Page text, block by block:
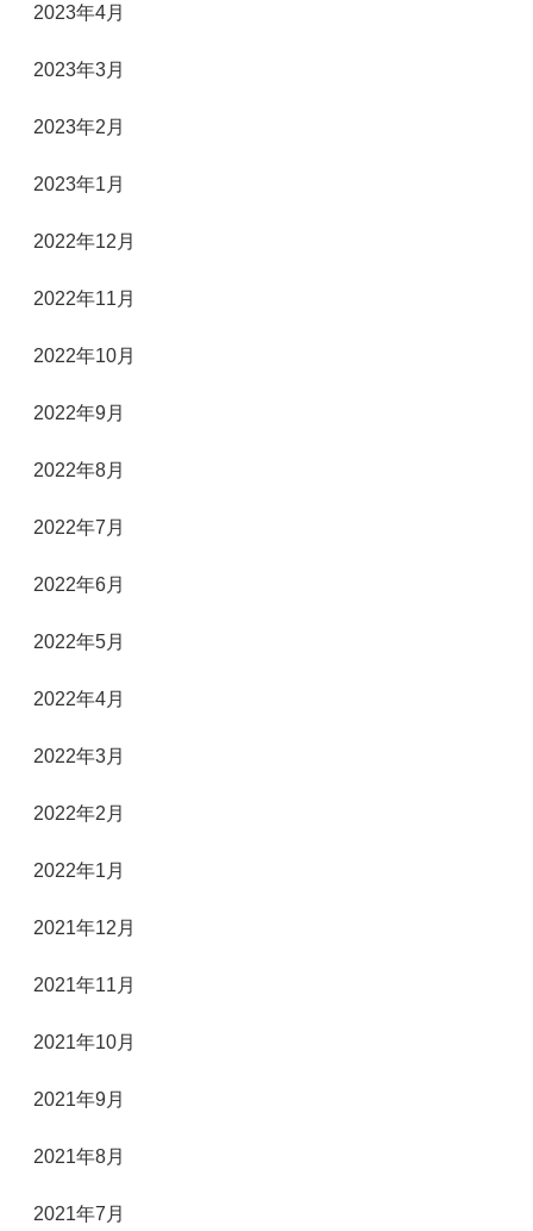
2023年4月
2023年3月
2023年2月
2023年1月
2022年12月
2022年11月
2022年10月
2022年9月
2022年8月
2022年7月
2022年6月
2022年5月
2022年4月
2022年3月
2022年2月
2022年1月
2021年12月
2021年11月
2021年10月
2021年9月
2021年8月
2021年7月